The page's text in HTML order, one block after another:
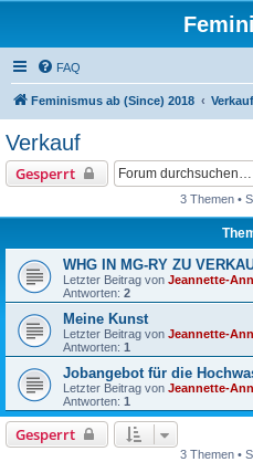
FAQ
Feminismus ab (Since) 2018 Verkauf
Verkauf
Gesperrt
3 Themen •
WHG IN MG-RY ZU
Letzter Beitrag von Jeannette-
Antworten: 2
Meine Kunst
Letzter Beitrag von Jeannette-
Antworten: 1
Jobangebot für die
Letzter Beitrag von Jeannette-
Antworten: 1
Gesperrt
3 Themen •